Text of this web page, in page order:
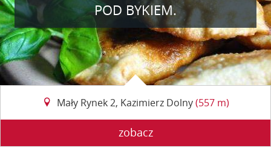
POD BYKIEM.
Mały Rynek 2, Kazimierz Dolny(557 m)
zobacz